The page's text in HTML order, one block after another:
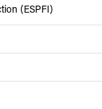
(ESPFI)